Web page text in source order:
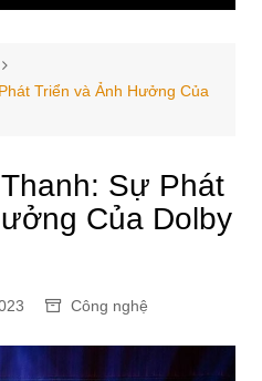
Triển và Ảnh Hưởng Của
Sự Phát
Của Dolby
Công nghệ